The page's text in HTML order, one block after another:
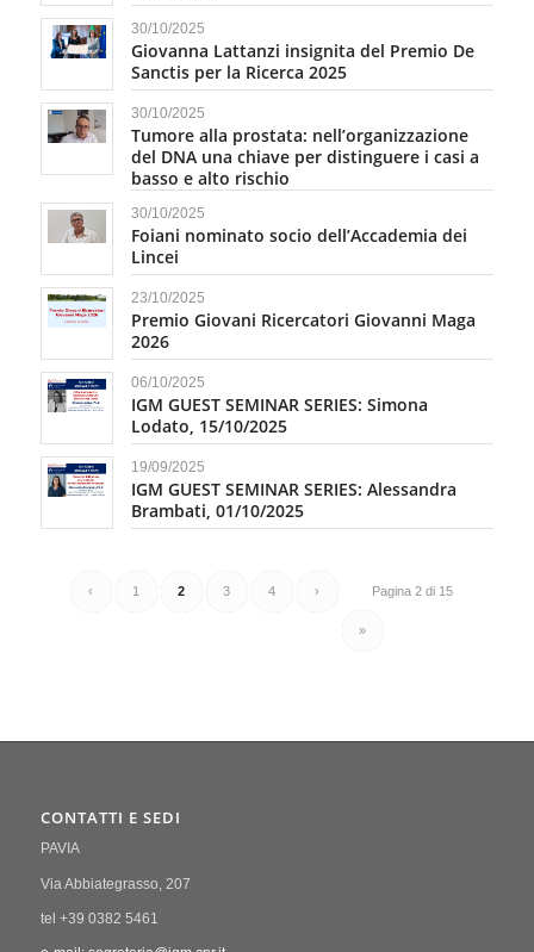
30/10/2025
Giovanna Lattanzi insignita del Premio De
Sanctis per la Ricerca 2025
30/10/2025
Tumore alla prostata: nell’organizzazione
del DNA una chiave per distinguere i casi a
basso e alto rischio
30/10/2025
Foiani nominato socio dell’Accademia dei
Lincei
23/10/2025
Premio Giovani Ricercatori Giovanni Maga
2026
06/10/2025
IGM GUEST SEMINAR SERIES: Simona
Lodato, 15/10/2025
19/09/2025
IGM GUEST SEMINAR SERIES: Alessandra
Brambati, 01/10/2025
Pagina 2 di 15
‹ 1 2 3 4 ›
»
CONTATTI E SEDI
PAVIA
Via Abbiategrasso, 207
tel +39 0382 5461